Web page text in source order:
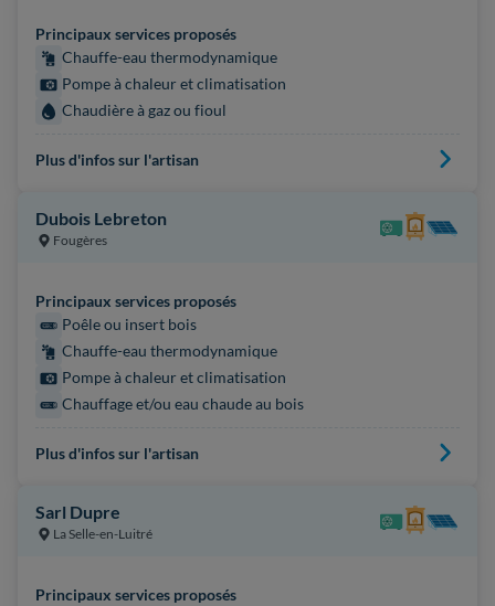
Principaux services proposés
Chauffe-eau thermodynamique
Pompe à chaleur et climatisation
Chaudière à gaz ou fioul
Plus d'infos sur l'artisan
Dubois Lebreton
Fougères
Principaux services proposés
Poêle ou insert bois
Chauffe-eau thermodynamique
Pompe à chaleur et climatisation
Chauffage et/ou eau chaude au bois
Plus d'infos sur l'artisan
Sarl Dupre
La Selle-en-Luitré
Principaux services proposés